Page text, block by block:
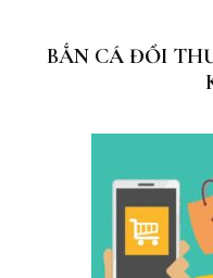
BẮN CÁ ĐỔI